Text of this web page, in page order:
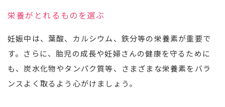
栄養がとれるものを選ぶ
妊娠中は、葉酸、カルシウム、鉄分等の栄養素が重要で
す。さらに、胎児の成長や妊婦さんの健康を守るために
も、炭水化物やタンパク質等、さまざまな栄養素をバラ
ンスよく取るよう心がけましょう。